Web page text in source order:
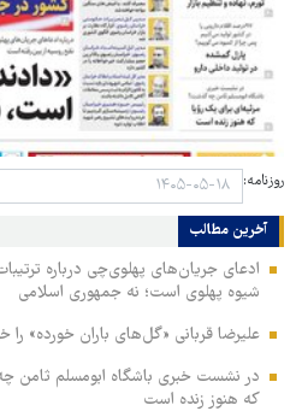
روزنامه:
آخرین مطالب
ادعای جریان‌های پهلوی‌چی درباره
شیوه پهلوی است؛ نه جمهوری اسلامی
علیرضا قربانی «گل‌های باران خورده» را
در نشست خبری باشگاه ابومسلم ثامن
که هنوز زنده است